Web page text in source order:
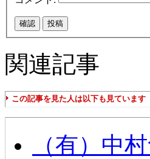
関連記事
この記事を見た人は以下も見ています
（有）中